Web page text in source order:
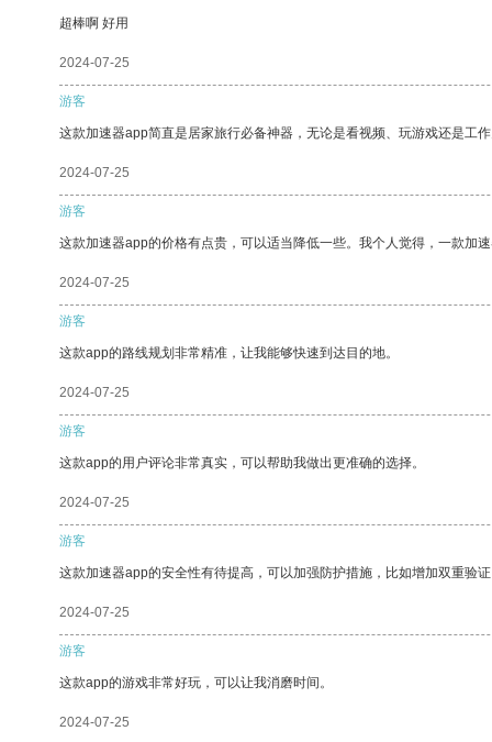
超棒啊 好用
2024-07-25
游客
这款加速器app简直是居家旅行必备神器，无论是看视频、玩游戏还是工
2024-07-25
游客
这款加速器app的价格有点贵，可以适当降低一些。我个人觉得，一款加
2024-07-25
游客
这款app的路线规划非常精准，让我能够快速到达目的地。
2024-07-25
游客
这款app的用户评论非常真实，可以帮助我做出更准确的选择。
2024-07-25
游客
这款加速器app的安全性有待提高，可以加强防护措施，比如增加双重验
2024-07-25
游客
这款app的游戏非常好玩，可以让我消磨时间。
2024-07-25